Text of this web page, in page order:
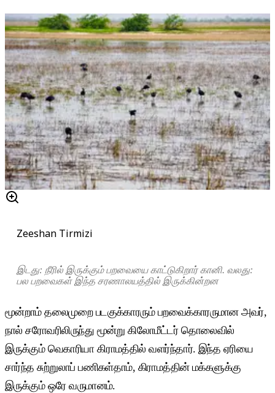
Zeeshan Tirmizi
இடது: நீரில் இருக்கும் பறவையை காட்டுகிறார் கானி. வலது:
பல பறவைகள் இந்த சரணாலயத்தில் இருக்கின்றன
மூன்றாம் தலைமுறை படகுக்காரரும் பறவைக்காரருமான அவர்,
நால் சரோவரிலிருந்து மூன்று கிலோமீட்டர் தொலைவில்
இருக்கும் வெகாரியா கிராமத்தில் வளர்ந்தார். இந்த ஏரியை
சார்ந்த சுற்றுலாப் பணிகள்தாம், கிராமத்தின் மக்களுக்கு
இருக்கும் ஒரே வருமானம்.